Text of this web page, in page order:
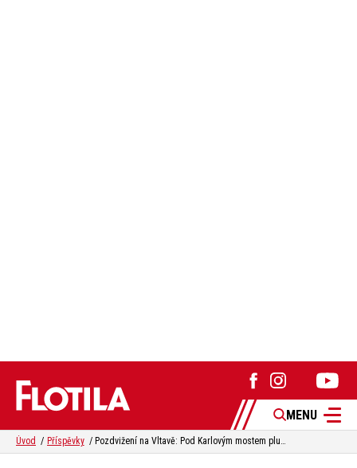
MENU
Úvod Příspěvky Pozdvižení na Vltavě: Pod Karlovým mostem plulo auto! Na svědomí to má Cupra Terramar